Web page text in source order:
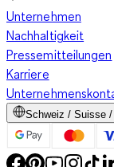
Unternehmen
Nachhaltigkeit
Pressemitteilungen
Karriere
Schweiz / Suisse